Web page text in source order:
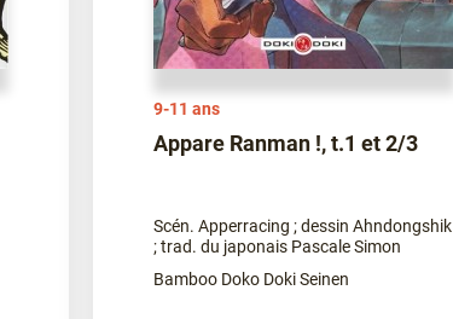
9-11 ans
Appare Ranman !, t.1 et 2/3
Scén. Apperracing ; dessin Ahndongshik
; trad. du japonais Pascale Simon
Bamboo Doko Doki Seinen